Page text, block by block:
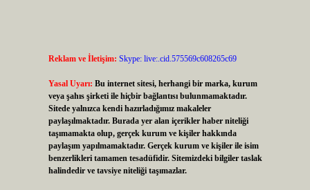
Reklam ve İletişim: Skype: live:.cid.575569c608265c69
Yasal Uyarı: Bu internet sitesi, herhangi bir marka, kurum
veya şahıs şirketi ile hiçbir bağlantısı bulunmamaktadır.
Sitede yalnızca kendi hazırladığımız makaleler
paylaşılmaktadır. Burada yer alan içerikler haber niteliği
taşımamakta olup, gerçek kurum ve kişiler hakkında
paylaşım yapılmamaktadır. Gerçek kurum ve kişiler ile isim
benzerlikleri tamamen tesadüfidir. Sitemizdeki bilgiler taslak
halindedir ve tavsiye niteliği taşımazlar.